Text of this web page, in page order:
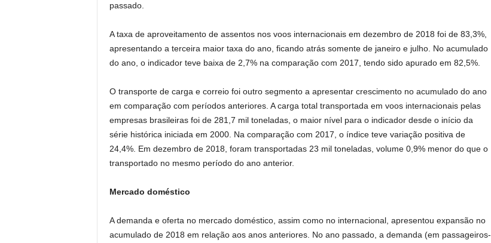
passado.
A taxa de aproveitamento de assentos nos voos internacionais em dezembro de 2018 foi de 83,3%,
apresentando a terceira maior taxa do ano, ficando atrás somente de janeiro e julho. No acumulado
do ano, o indicador teve baixa de 2,7% na comparação com 2017, tendo sido apurado em 82,5%.
O transporte de carga e correio foi outro segmento a apresentar crescimento no acumulado do ano
em comparação com períodos anteriores. A carga total transportada em voos internacionais pelas
empresas brasileiras foi de 281,7 mil toneladas, o maior nível para o indicador desde o início da
série histórica iniciada em 2000. Na comparação com 2017, o índice teve variação positiva de
24,4%. Em dezembro de 2018, foram transportadas 23 mil toneladas, volume 0,9% menor do que o
transportado no mesmo período do ano anterior.
Mercado doméstico
A demanda e oferta no mercado doméstico, assim como no internacional, apresentou expansão no
acumulado de 2018 em relação aos anos anteriores. No ano passado, a demanda (em passageiros-